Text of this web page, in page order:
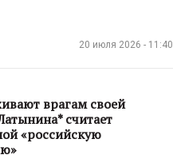
20 июля 2026 - 11:40
врагам своей
считает
«российскую